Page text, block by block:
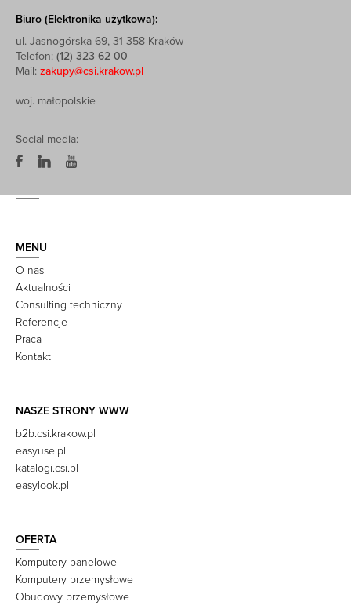
Biuro (Elektronika użytkowa):
ul. Jasnogórska 69, 31-358 Kraków
Telefon: (12) 323 62 00
Mail: zakupy@csi.krakow.pl
woj. małopolskie
Social media:
MENU
O nas
Aktualności
Consulting techniczny
Referencje
Praca
Kontakt
NASZE STRONY WWW
b2b.csi.krakow.pl
easyuse.pl
katalogi.csi.pl
easylook.pl
OFERTA
Komputery panelowe
Komputery przemysłowe
Obudowy przemysłowe